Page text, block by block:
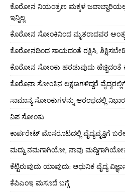
ಕೊರೋನ ನಿಯಂತ್ರಣ ಮಕ್ಕಳ
ಇನ್ನಿಲ್ಲ
ಕೊರೋನ ಸೋಂಕಿನಿಂದ ಮೃತರಾದವರ ಅಂತ್ಯ
ಕೊರೋನದಿಂದ ಸಾಯದಂತೆ ರಕ್ಷಿಸಿ,
ಕೊರೋನ ಸೋಂಕು ಹರಡುವುದು ಹೆಚ್ಚಿದಂತೆ
ಕೊರೊನಾ ಸೋಂಕಿನ ಲಕ್ಷಣಗಳಿದ್ದರೆ
ಸಾಮಾನ್ಯ ಸೋಂಕುಗಳನ್ನು ಆರಂಭದಲ್ಲಿ
ನಿಪ ಸೋಂಕು
ಕಾರ್ಪರೇಟ್ ಮೊಸರೂಟದಲ್ಲಿ ವೈದ್ಯವೃತ್ತಿಗೆ
ಮದ್ದು ನಮಗಾಗಿಯೋ, ನಾವು
ಕೆಟ್ಟಿರುವುದು ಯಾವುದು: ಆಧುನಿಕ ವೈದ್ಯ
ಕೆಪಿಎಂಇ ಮಸೂದೆ ಬಗ್ಗೆ